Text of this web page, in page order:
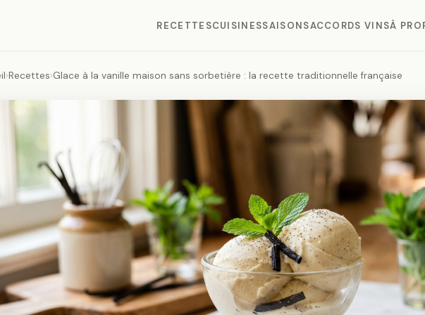
RECETTESCUISINESSAISONSACCORDS VINSÀ
›Recettes›Glace à la vanille maison sans sorbetière : la recette traditionnelle française